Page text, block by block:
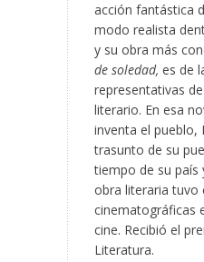
acción fantástica
modo realista
y su obra más
de soledad, es de
representativas
literario. En esa
inventa el pueblo,
trasunto de su
tiempo de su país
obra literaria tuvo
cinematográficas
cine. Recibió el
Literatura.